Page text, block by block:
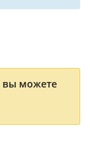
вы можете